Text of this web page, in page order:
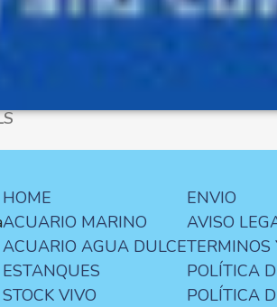
HOME
ACUARIO MARINO
ACUARIO AGUA DULCE
ESTANQUES
STOCK VIVO
ENVIO
AVISO
TERMINOS
POLÍTICA
POLÍTICA